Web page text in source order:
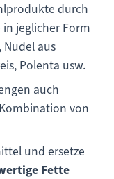
durch
jeglicher Form
Nudel aus
Polenta usw.
auch
von
und ersetze
Fette